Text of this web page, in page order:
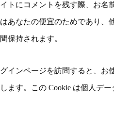
トにコメントを残す際、お名
あなたの便宜のためであり、
保持されます。
インページを訪問すると、お
ます。この Cookie は個人デ